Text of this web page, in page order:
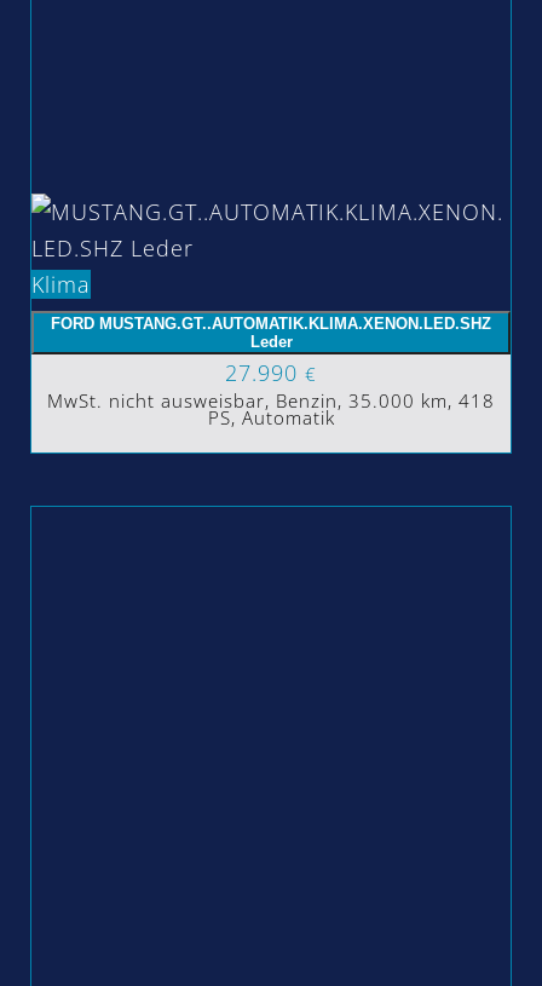
Klima
FORD MUSTANG.GT..AUTOMATIK.KLIMA.XENON.LED.SHZ
Leder
27.990 €
MwSt. nicht ausweisbar, Benzin, 35.000 km, 418
PS, Automatik